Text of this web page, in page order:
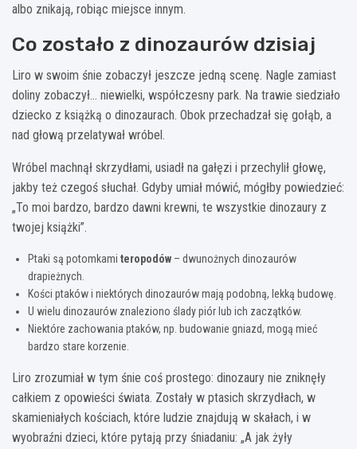
albo znikają, robiąc miejsce innym.
Co zostało z dinozaurów dzisiaj
Liro w swoim śnie zobaczył jeszcze jedną scenę. Nagle zamiast
doliny zobaczył… niewielki, współczesny park. Na trawie siedziało
dziecko z książką o dinozaurach. Obok przechadzał się gołąb, a
nad głową przelatywał wróbel.
Wróbel machnął skrzydłami, usiadł na gałęzi i przechylił głowę,
jakby też czegoś słuchał. Gdyby umiał mówić, mógłby powiedzieć:
„To moi bardzo, bardzo dawni krewni, te wszystkie dinozaury z
twojej książki”.
Ptaki są potomkami teropodów – dwunożnych dinozaurów
drapieżnych.
Kości ptaków i niektórych dinozaurów mają podobną, lekką budowę.
U wielu dinozaurów znaleziono ślady piór lub ich zaczątków.
Niektóre zachowania ptaków, np. budowanie gniazd, mogą mieć
bardzo stare korzenie.
Liro zrozumiał w tym śnie coś prostego: dinozaury nie zniknęły
całkiem z opowieści świata. Zostały w ptasich skrzydłach, w
skamieniałych kościach, które ludzie znajdują w skałach, i w
wyobraźni dzieci, które pytają przy śniadaniu: „A jak żyły